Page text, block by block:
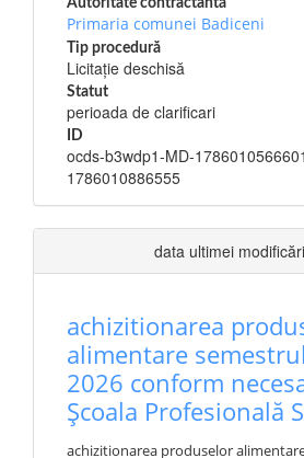
Autoritate contractantă
Primaria comunei Badiceni
Tip procedură
Licitație deschisă
Statut
perioada de clarificari
ID
ocds-b3wdp1-MD-
1786010886555
data ultimei
achizitionarea
alimentare
2026 conform
Școala Profesională
achizitionarea produselor